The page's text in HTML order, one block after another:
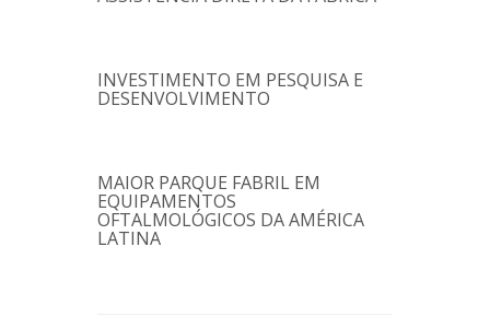
INVESTIMENTO EM PESQUISA E
DESENVOLVIMENTO
MAIOR PARQUE FABRIL EM
EQUIPAMENTOS
OFTALMOLÓGICOS DA AMÉRICA
LATINA